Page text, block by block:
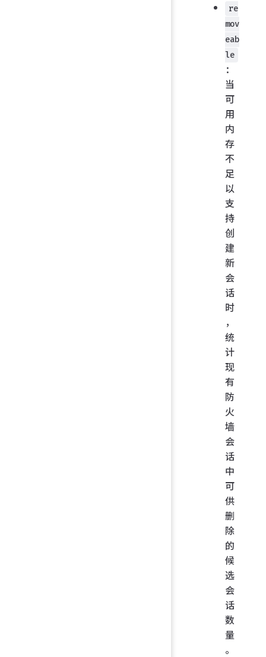
re
mov
eab
le
：
当
可
用
内
存
不
足
以
支
持
创
建
新
会
话
时
，
统
计
现
有
防
火
墙
会
话
中
可
供
删
除
的
候
选
会
话
数
量
。